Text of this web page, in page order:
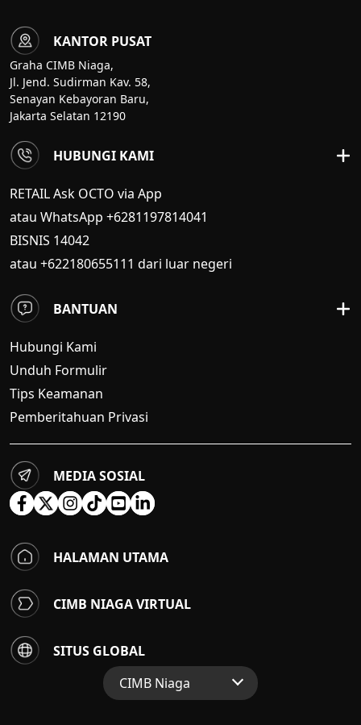
KANTOR PUSAT
Graha CIMB Niaga,
Jl. Jend. Sudirman Kav. 58,
Senayan Kebayoran Baru,
Jakarta Selatan 12190
HUBUNGI KAMI
RETAIL Ask OCTO via App
atau WhatsApp +6281197814041
BISNIS 14042
atau +622180655111 dari luar negeri
BANTUAN
Hubungi Kami
Unduh Formulir
Tips Keamanan
Pemberitahuan Privasi
MEDIA SOSIAL
HALAMAN UTAMA
CIMB NIAGA VIRTUAL
SITUS GLOBAL
CIMB Niaga